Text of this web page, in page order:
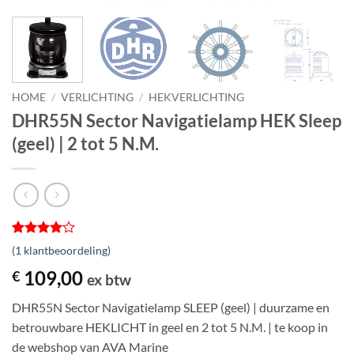
HOME / VERLICHTING / HEKVERLICHTING
DHR55N Sector Navigatielamp HEK Sleep
(geel) | 2 tot 5 N.M.
Gewaardeerd
4op 5
gebaseerd
op
1
(1 klantbeoordeling)
€ 109,00 ex btw
DHR55N Sector Navigatielamp SLEEP (geel) | duurzame en
betrouwbare HEKLICHT in geel en 2 tot 5 N.M. | te koop in
de webshop van AVA Marine